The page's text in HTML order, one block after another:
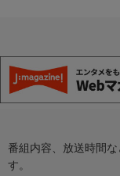
番組内容、放送時間
す。